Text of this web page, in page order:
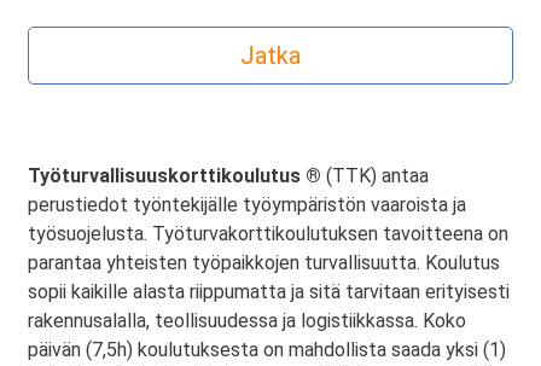
Työturvallisuuskorttikoulutus ® (TTK) antaa
perustiedot työntekijälle työympäristön vaaroista ja
työsuojelusta. Työturvakorttikoulutuksen tavoitteena on
parantaa yhteisten työpaikkojen turvallisuutta. Koulutus
sopii kaikille alasta riippumatta ja sitä tarvitaan erityisesti
rakennusalalla, teollisuudessa ja logistiikkassa. Koko
päivän (7,5h) koulutuksesta on mahdollista saada yksi (1)